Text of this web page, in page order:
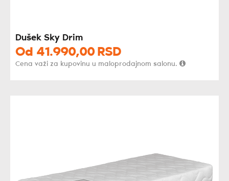
Dušek Sky Drim
Od 41.990,00 RSD
Cena važi za kupovinu u maloprodajnom salonu.